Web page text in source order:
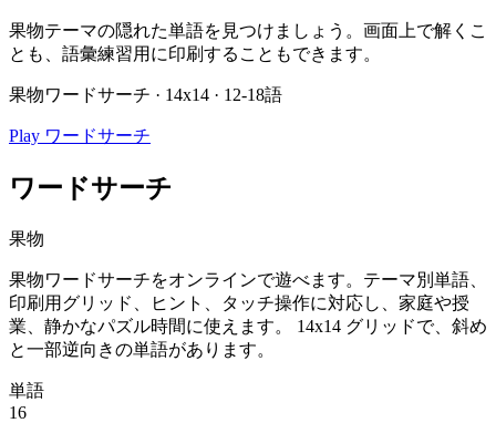
果物テーマの隠れた単語を見つけましょう。画面上で解くこ
とも、語彙練習用に印刷することもできます。
果物ワードサーチ · 14x14 · 12-18語
Play ワードサーチ
ワードサーチ
果物
果物ワードサーチをオンラインで遊べます。テーマ別単語、
印刷用グリッド、ヒント、タッチ操作に対応し、家庭や授
業、静かなパズル時間に使えます。
14x14 グリッドで、斜め
と一部逆向きの単語があります。
単語
16